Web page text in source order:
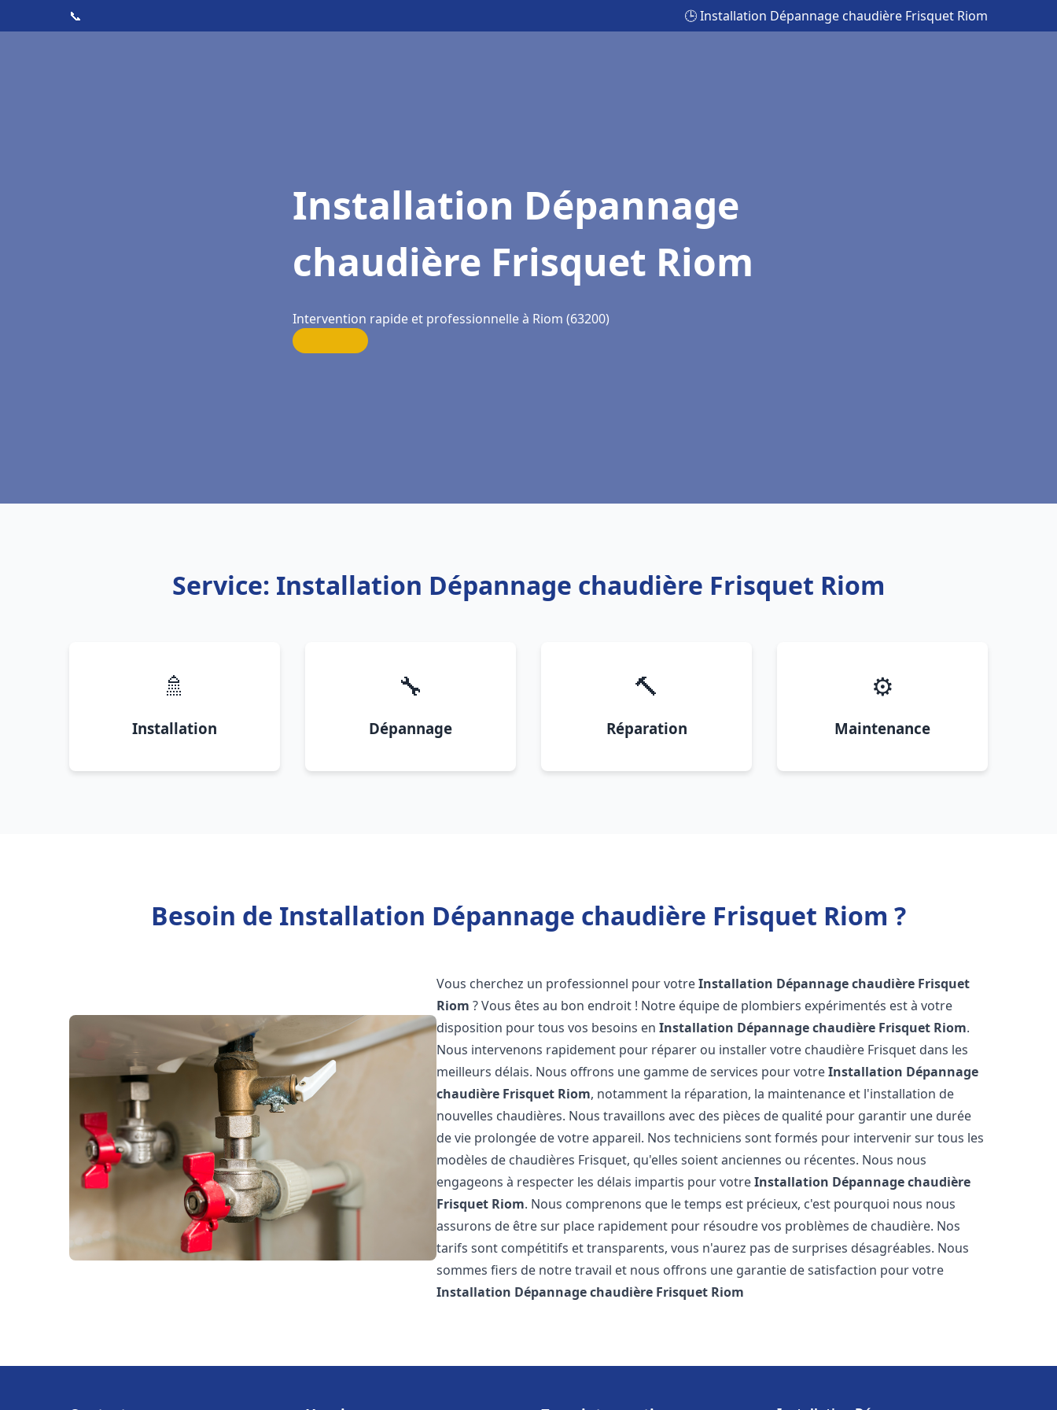
📞 🕒 Installation Dépannage chaudière Frisquet Riom
Installation Dépannage
chaudière Frisquet Riom
Intervention rapide et professionnelle à Riom (63200)
Service: Installation Dépannage chaudière Frisquet Riom
🚿
Installation
🔧
Dépannage
🔨
Réparation
⚙️
Maintenance
Besoin de Installation Dépannage chaudière Frisquet Riom ?
Vous cherchez un professionnel pour votreInstallation Dépannage chaudière Frisquet
Riom ? Vous êtes au bon endroit ! Notre équipe de plombiers expérimentés est à votre
disposition pour tous vos besoins enInstallation Dépannage chaudière Frisquet Riom.
Nous intervenons rapidement pour réparer ou installer votre chaudière Frisquet dans les
meilleurs délais. Nous offrons une gamme de services pour votreInstallation Dépannage
chaudière Frisquet Riom, notamment la réparation, la maintenance et l'installation de
nouvelles chaudières. Nous travaillons avec des pièces de qualité pour garantir une durée
de vie prolongée de votre appareil. Nos techniciens sont formés pour intervenir sur tous les
modèles de chaudières Frisquet, qu'elles soient anciennes ou récentes. Nous nous
engageons à respecter les délais impartis pour votreInstallation Dépannage chaudière
Frisquet Riom. Nous comprenons que le temps est précieux, c'est pourquoi nous nous
assurons de être sur place rapidement pour résoudre vos problèmes de chaudière. Nos
tarifs sont compétitifs et transparents, vous n'aurez pas de surprises désagréables. Nous
sommes fiers de notre travail et nous offrons une garantie de satisfaction pour votre
Installation Dépannage chaudière Frisquet Riom